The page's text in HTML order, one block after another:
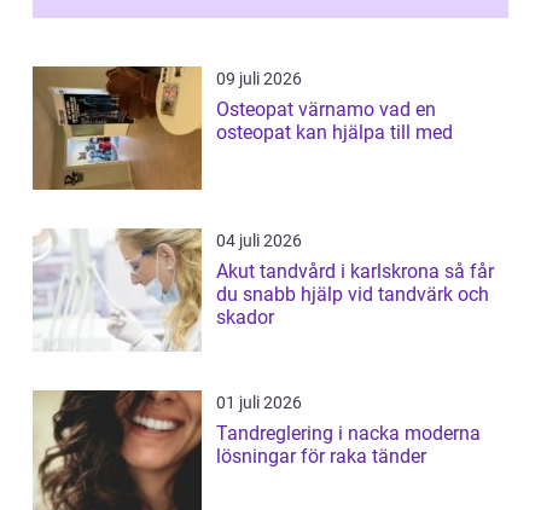
09 juli 2026
Osteopat värnamo vad en
osteopat kan hjälpa till med
04 juli 2026
Akut tandvård i karlskrona så får
du snabb hjälp vid tandvärk och
skador
01 juli 2026
Tandreglering i nacka moderna
lösningar för raka tänder